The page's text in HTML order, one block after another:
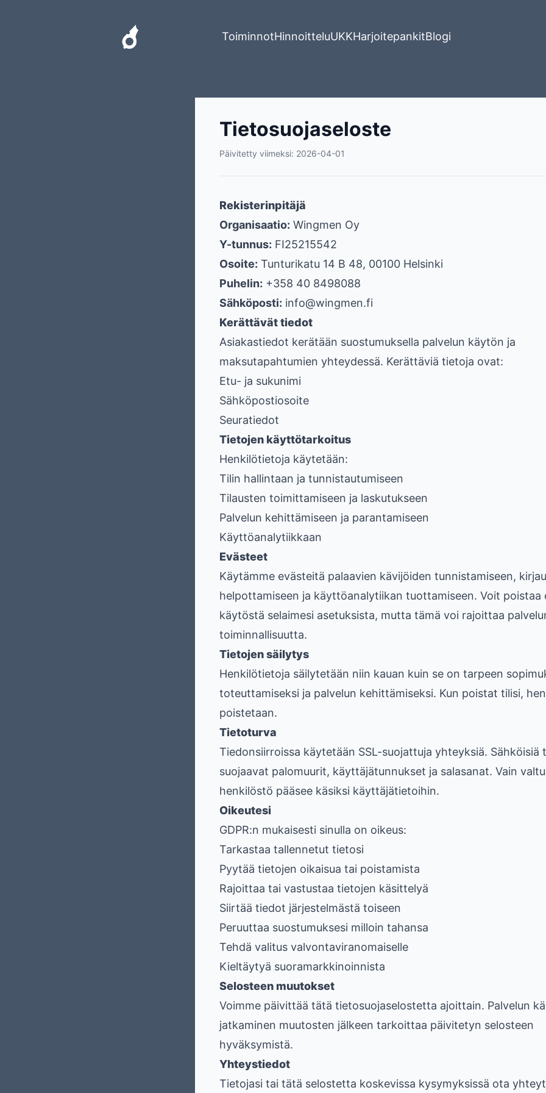
ToiminnotHinnoitteluUKKHarjoitepankitBlogi
Tietosuojaseloste
Päivitetty viimeksi: 2026-04-01
Rekisterinpitäjä
Organisaatio: Wingmen Oy
Y-tunnus: FI25215542
Osoite: Tunturikatu 14 B 48, 00100 Helsinki
Puhelin: +358 40 8498088
Sähköposti: info@wingmen.fi
Kerättävät tiedot
Asiakastiedot kerätään suostumuksella palvelun käytön ja
maksutapahtumien yhteydessä. Kerättäviä tietoja ovat:
Etu- ja sukunimi
Sähköpostiosoite
Seuratiedot
Tietojen käyttötarkoitus
Henkilötietoja käytetään:
Tilin hallintaan ja tunnistautumiseen
Tilausten toimittamiseen ja laskutukseen
Palvelun kehittämiseen ja parantamiseen
Käyttöanalytiikkaan
Evästeet
Käytämme evästeitä palaavien kävijöiden tunnistamiseen,
helpottamiseen ja käyttöanalytiikan tuottamiseen. Voit poistaa
käytöstä selaimesi asetuksista, mutta tämä voi rajoittaa
toiminnallisuutta.
Tietojen säilytys
Henkilötietoja säilytetään niin kauan kuin se on tarpeen
toteuttamiseksi ja palvelun kehittämiseksi. Kun poistat tilisi,
poistetaan.
Tietoturva
Tiedonsiirroissa käytetään SSL-suojattuja yhteyksiä. Sähköisiä
suojaavat palomuurit, käyttäjätunnukset ja salasanat. Vain
henkilöstö pääsee käsiksi käyttäjätietoihin.
Oikeutesi
GDPR:n mukaisesti sinulla on oikeus:
Tarkastaa tallennetut tietosi
Pyytää tietojen oikaisua tai poistamista
Rajoittaa tai vastustaa tietojen käsittelyä
Siirtää tiedot järjestelmästä toiseen
Peruuttaa suostumuksesi milloin tahansa
Tehdä valitus valvontaviranomaiselle
Kieltäytyä suoramarkkinoinnista
Selosteen muutokset
Voimme päivittää tätä tietosuojaselostetta ajoittain. Palvelun
jatkaminen muutosten jälkeen tarkoittaa päivitetyn selosteen
hyväksymistä.
Yhteystiedot
Tietojasi tai tätä selostetta koskevissa kysymyksissä ota